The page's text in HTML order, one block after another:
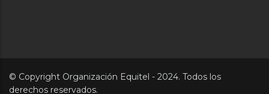
© Copyright Organización Equitel - 2024. Todos los
derechos reservados.